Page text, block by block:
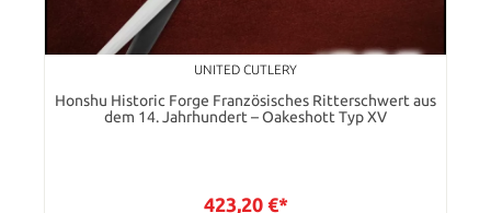
UNITED CUTLERY
Honshu Historic Forge Französisches Ritterschwert aus
dem 14. Jahrhundert – Oakeshott Typ XV
423,20 €*